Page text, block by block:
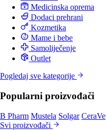
Medicinska oprema
Dodaci prehrani
Kozmetika
Mame i bebe
Samoliječenje
Outlet
Pogledaj sve kategorije
Popularni proizvođači
B Pharm Mustela Solgar CeraVe
Svi proizvođači